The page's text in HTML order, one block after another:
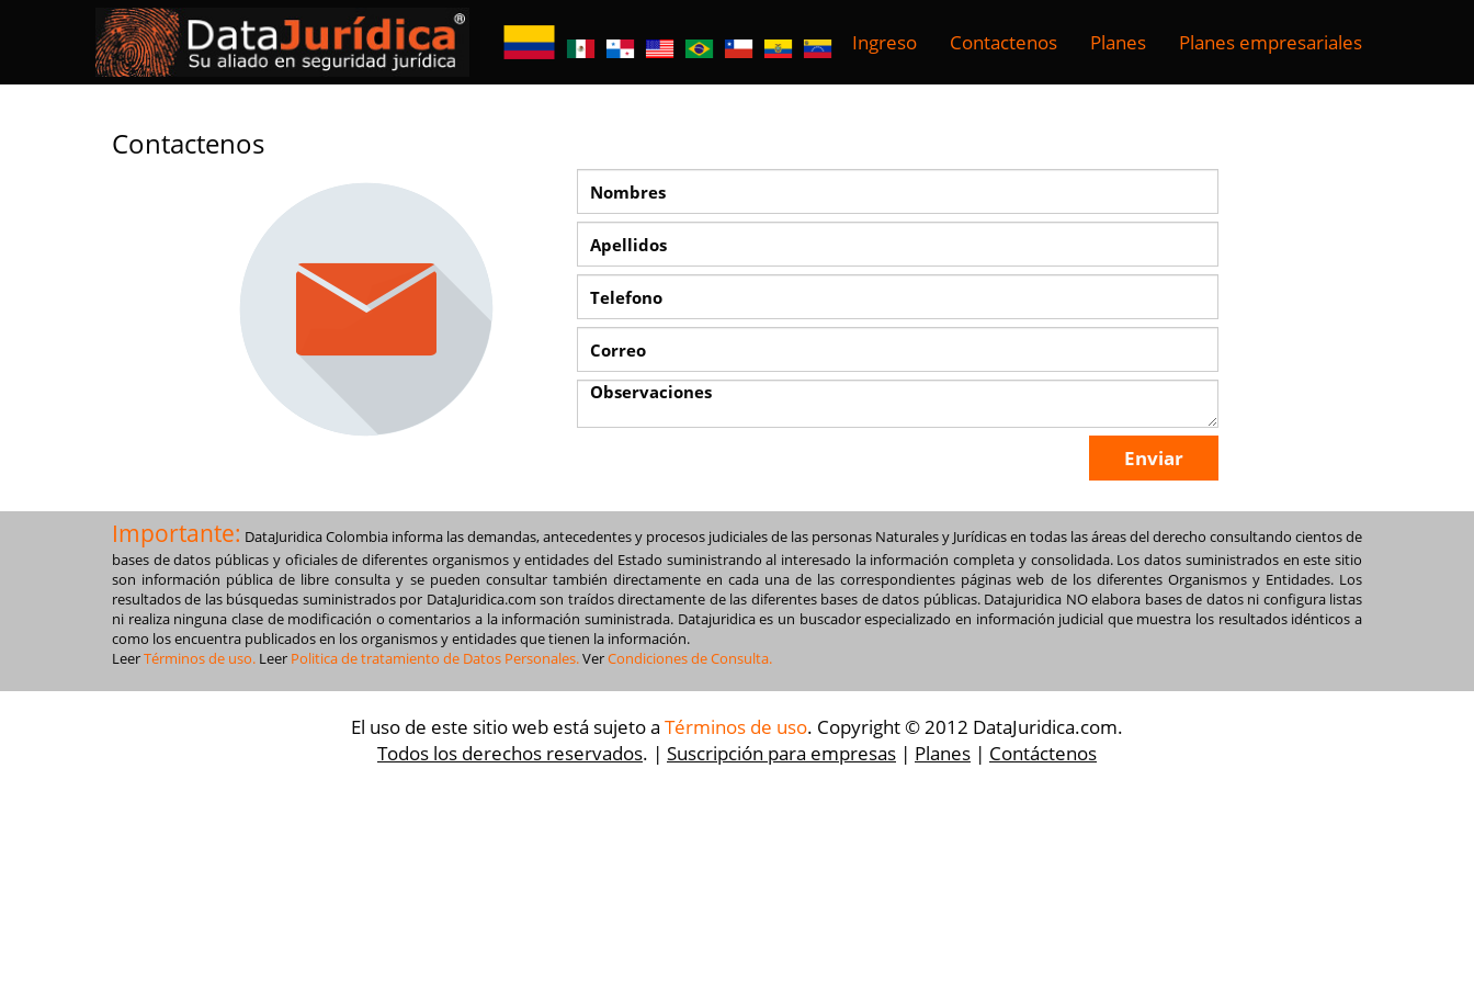
Ingreso Contactenos Planes Planes empresariales
Contactenos
Enviar
Importante: DataJuridica Colombia informa las demandas, antecedentes y procesos judiciales de las personas Naturales y Jurídicas en todas las áreas del derecho consultando cientos de
bases de datos públicas y oficiales de diferentes organismos y entidades del Estado suministrando al interesado la información completa y consolidada. Los datos suministrados en este sitio
son información pública de libre consulta y se pueden consultar también directamente en cada una de las correspondientes páginas web de los diferentes Organismos y Entidades. Los
resultados de las búsquedas suministrados por DataJuridica.com son traídos directamente de las diferentes bases de datos públicas. Datajuridica NO elabora bases de datos ni configura listas
ni realiza ninguna clase de modificación o comentarios a la información suministrada. Datajuridica es un buscador especializado en información judicial que muestra los resultados idénticos a
como los encuentra publicados en los organismos y entidades que tienen la información.
LeerTérminos de uso. Leer Politica de tratamiento de Datos Personales.VerCondiciones de Consulta.
El uso de este sitio web está sujeto a Términos de uso. Copyright © 2012 DataJuridica.com.
Todos los derechos reservados. | Suscripción para empresas | Planes | Contáctenos